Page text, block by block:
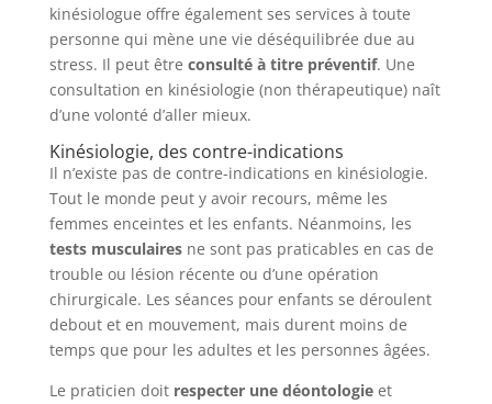
kinésiologue offre également ses services à toute
personne qui mène une vie déséquilibrée due au
stress. Il peut être consulté à titre préventif. Une
consultation en kinésiologie (non thérapeutique) naît
d’une volonté d’aller mieux.
Kinésiologie, des contre-indications
Il n’existe pas de contre-indications en kinésiologie.
Tout le monde peut y avoir recours, même les
femmes enceintes et les enfants. Néanmoins, les
tests musculairesne sont pas praticables en cas de
trouble ou lésion récente ou d’une opération
chirurgicale. Les séances pour enfants se déroulent
debout et en mouvement, mais durent moins de
temps que pour les adultes et les personnes âgées.
Le praticien doit respecter une déontologieet